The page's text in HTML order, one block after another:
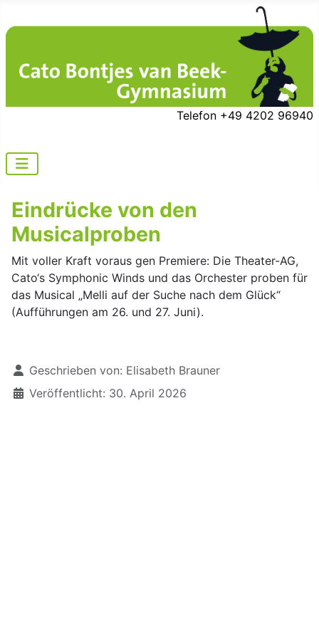
Telefon +49 4202 96940
Eindrücke von den
Musicalproben
Mit voller Kraft voraus gen Premiere: Die Theater-AG,
Cato‘s Symphonic Winds und das Orchester proben für
das Musical „Melli auf der Suche nach dem Glück“
(Aufführungen am 26. und 27. Juni).
Details
Geschrieben von: Elisabeth Brauner
Veröffentlicht: 30. April 2026